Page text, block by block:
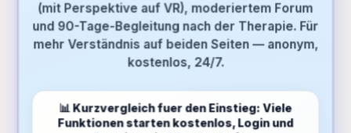
(mit Perspektive auf VR), moderiertem Forum
und 90-Tage-Begleitung nach der Therapie. Für
mehr Verständnis auf beiden Seiten — anonym,
kostenlos, 24/7.
📊 Kurzvergleich fuer den Einstieg: Viele
Funktionen starten kostenlos, Login und